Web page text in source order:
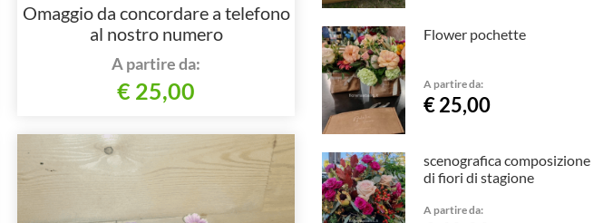
Omaggio da concordare a telefono
al nostro numero
A partire da:
€ 25,00
Flower pochette
A partire da:
€ 25,00
scenografica composizione
di fiori di stagione
A partire da: